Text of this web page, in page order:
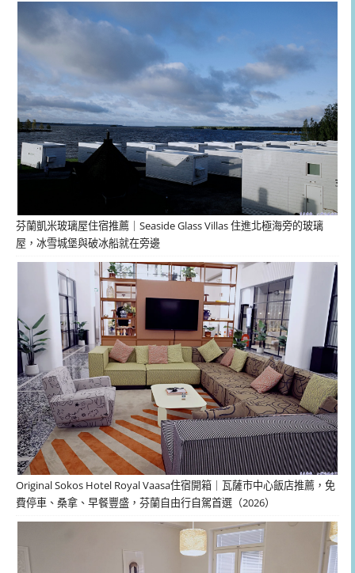
芬蘭凱米玻璃屋住宿推薦｜Seaside Glass Villas 住進北極海旁的玻璃
屋，冰雪城堡與破冰船就在旁邊
Original Sokos Hotel Royal Vaasa住宿開箱｜瓦薩市中心飯店推薦，免
費停車、桑拿、早餐豐盛，芬蘭自由行自駕首選（2026）